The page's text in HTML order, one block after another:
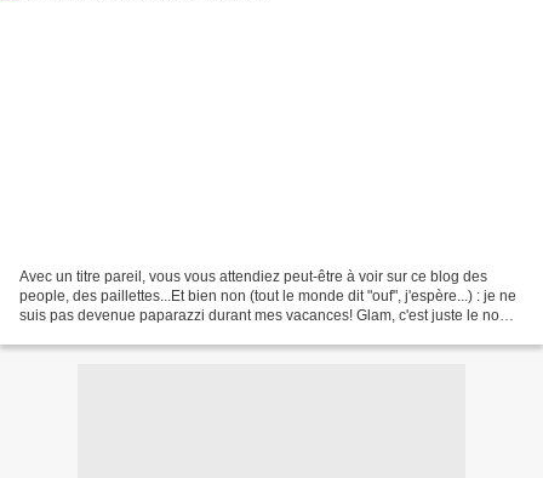
Avec un titre pareil, vous vous attendiez peut-être à voir sur ce blog des
people, des paillettes...Et bien non (tout le monde dit "ouf", j'espère...) : je ne
suis pas devenue paparazzi durant mes vacances! Glam, c'est juste le nom